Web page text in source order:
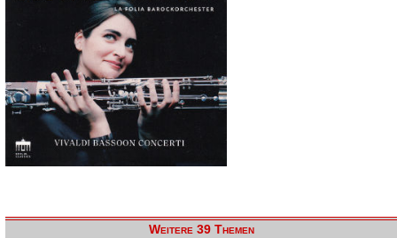
Weitere 39 Themen